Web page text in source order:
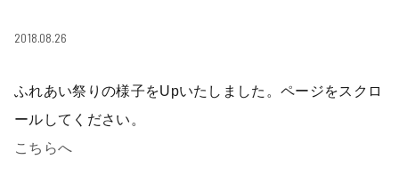
2018.08.26
ふれあい祭りの様子をUpいたしました。ページをスクロ
ールしてください。
こちらへ